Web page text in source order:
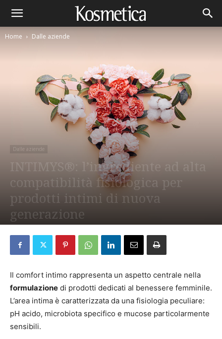
Home Dalle aziende
Dalle aziende
INTIMYS®: l’ingrediente ad alta
compatibilità fisiologica per
prodotti intimi di nuova
generazione
Il comfort intimo rappresenta un aspetto centrale nella
formulazione di prodotti dedicati al benessere femminile.
L’area intima è caratterizzata da una fisiologia peculiare:
pH acido, microbiota specifico e mucose particolarmente
sensibili.